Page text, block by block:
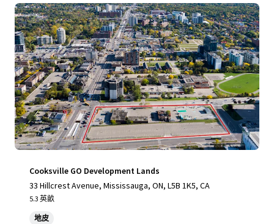
Cooksville GO Development Lands
33 Hillcrest Avenue, Mississauga, ON, L5B 1K5, CA
5.3 英畝
地皮